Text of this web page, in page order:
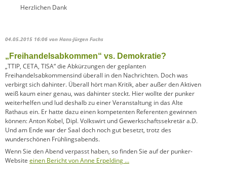
Herzlichen Dank
04.05.2015 16:06 von Hans-Jürgen Fuchs
„Freihandelsabkommen“ vs. Demokratie?
„TTIP, CETA, TISA“ die Abkürzungen der geplanten
Freihandelsabkommensind überall in den Nachrichten. Doch was
verbirgt sich dahinter. Überall hört man Kritik, aber außer den Aktiven
weiß kaum einer genau, was dahinter steckt. Hier wollte der punker
weiterhelfen und lud deshalb zu einer Veranstaltung in das Alte
Rathaus ein. Er hatte dazu einen kompetenten Referenten gewinnen
können: Anton Kobel, Dipl. Volkswirt und Gewerkschaftssekretär a.D.
Und am Ende war der Saal doch noch gut besetzt, trotz des
wunderschönen Frühlingsabends.
Wenn Sie den Abend verpasst haben, so finden Sie auf der punker-
Website einen Bericht von Anne Erpelding …